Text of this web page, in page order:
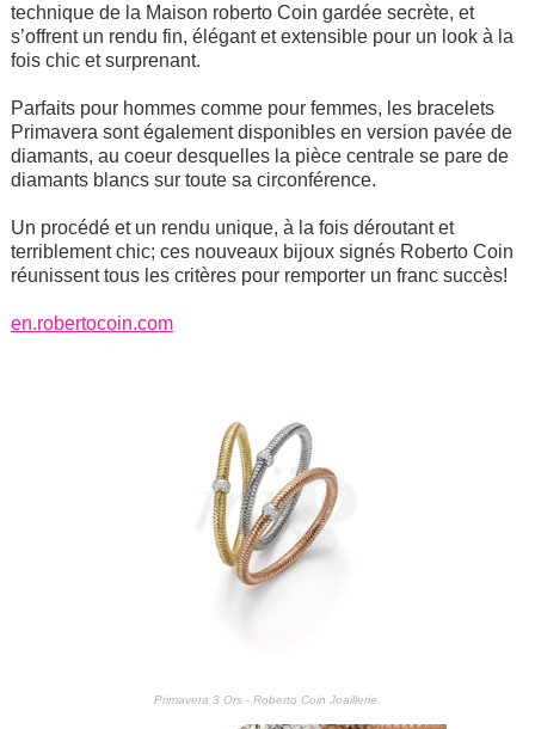
technique de la Maison roberto Coin gardée secrète, et
s’offrent un rendu fin, élégant et extensible pour un look à la
fois chic et surprenant.
Parfaits pour hommes comme pour femmes, les bracelets
Primavera sont également disponibles en version pavée de
diamants, au coeur desquelles la pièce centrale se pare de
diamants blancs sur toute sa circonférence.
Un procédé et un rendu unique, à la fois déroutant et
terriblement chic; ces nouveaux bijoux signés Roberto Coin
réunissent tous les critères pour remporter un franc succès!
en.robertocoin.com
Primavera 3 Ors - Roberto Coin Joaillerie.